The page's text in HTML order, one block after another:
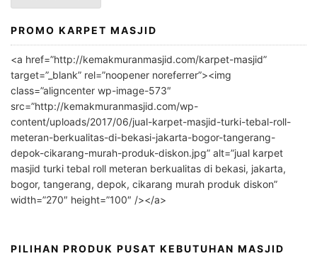
A
l
r
n
a
t
i
v
PROMO KARPET MASJID
<a href=”http://kemakmuranmasjid.com/karpet-masjid”
target=”_blank” rel=”noopener noreferrer”><img
class=”aligncenter wp-image-573″
src=”http://kemakmuranmasjid.com/wp-
content/uploads/2017/06/jual-karpet-masjid-turki-tebal-roll-
meteran-berkualitas-di-bekasi-jakarta-bogor-tangerang-
depok-cikarang-murah-produk-diskon.jpg” alt=”jual karpet
masjid turki tebal roll meteran berkualitas di bekasi, jakarta,
bogor, tangerang, depok, cikarang murah produk diskon”
width=”270″ height=”100″ /></a>
PILIHAN PRODUK PUSAT KEBUTUHAN MASJID